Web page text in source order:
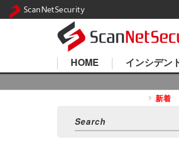
HOME インシデン
新着
ScanNetSecurity